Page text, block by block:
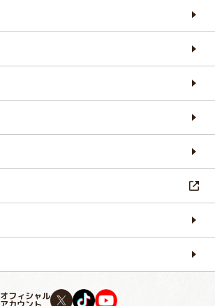
オフィシャル